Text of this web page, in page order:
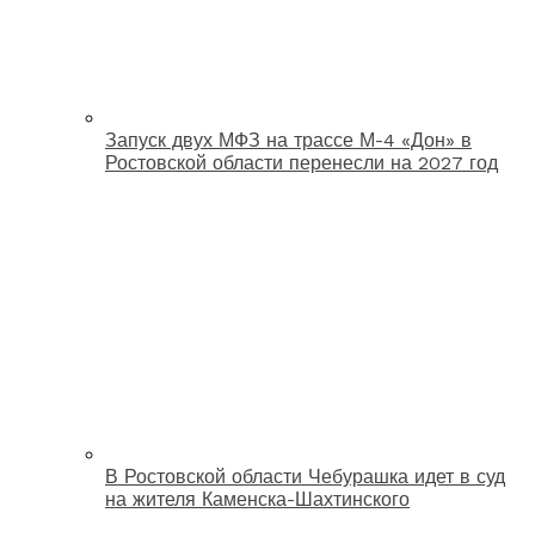
Запуск двух МФЗ на трассе М-4 «Дон» в
Ростовской области перенесли на 2027 год
В Ростовской области Чебурашка идет в суд
на жителя Каменска-Шахтинского